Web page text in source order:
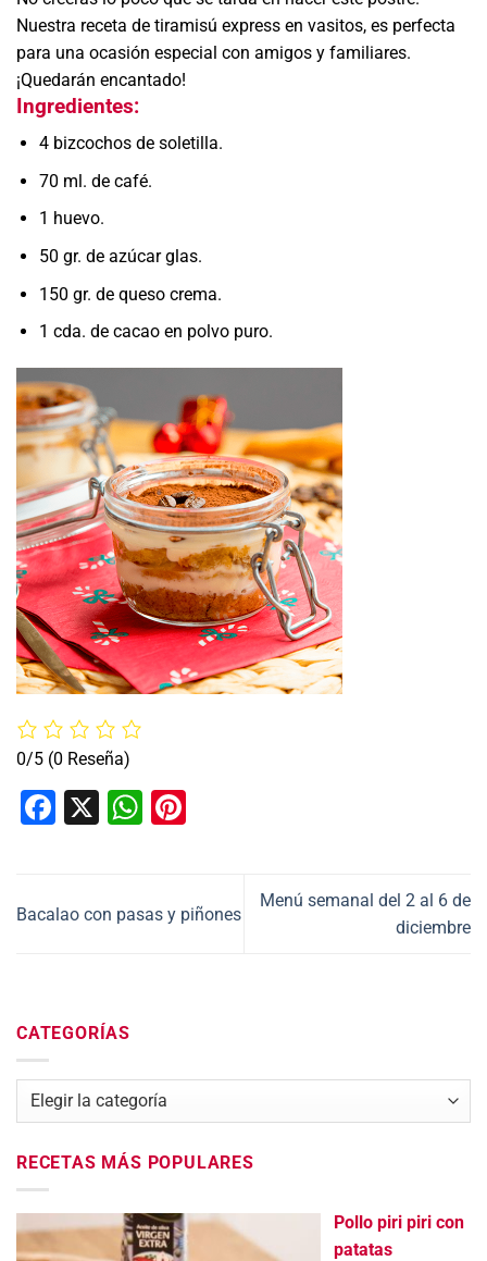
Nuestra receta de tiramisú express en vasitos, es perfecta
para una ocasión especial con amigos y familiares.
¡Quedarán encantado!
Ingredientes:
4 bizcochos de soletilla.
70 ml. de café.
1 huevo.
50 gr. de azúcar glas.
150 gr. de queso crema.
1 cda. de cacao en polvo puro.
0/5 (0 Reseña)
Facebook
X WhatsApp
Bacalao con pasas y piñones
Menú semanal del 2 al 6 de
diciembre
CATEGORÍAS
Categorías
RECETAS MÁS POPULARES
Pollo piri piri con
patatas